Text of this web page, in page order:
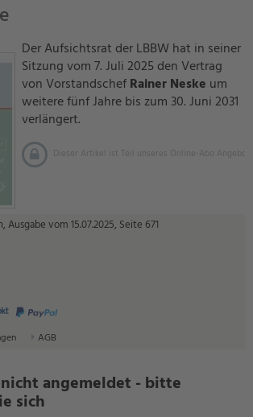
Der Aufsichtsrat der LBBW hat in seiner
Sitzung vom 7. Juli 2025 den Vertrag
von VorstandschefRainer Neske um
weitere fünf Jahre bis zum 30. Juni 2031
verlängert.
Dieser Artikel ist Teil unseres Online-Abo
Ausgabe vom 15.07.2025, Seite 671
AGB
angemeldet - bitte
sich